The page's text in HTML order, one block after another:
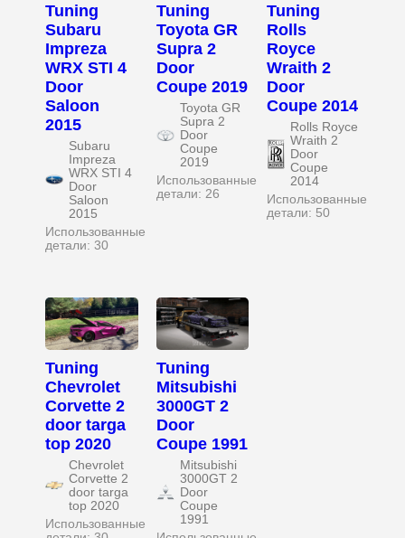
Tuning
Subaru
Impreza
WRX STI 4
Door
Saloon
2015
Subaru
Impreza
WRX STI 4
Door
Saloon
2015
Использованные
детали: 30
Tuning
Toyota GR
Supra 2
Door
Coupe 2019
Toyota GR
Supra 2
Door
Coupe
2019
Использованные
детали: 26
Tuning
Rolls
Royce
Wraith 2
Door
Coupe 2014
Rolls Royce
Wraith 2
Door
Coupe
2014
Использованные
детали: 50
Tuning
Chevrolet
Corvette 2
door targa
top 2020
Chevrolet
Corvette 2
door targa
top 2020
Использованные
Tuning
Mitsubishi
3000GT 2
Door
Coupe 1991
Mitsubishi
3000GT 2
Door
Coupe
1991